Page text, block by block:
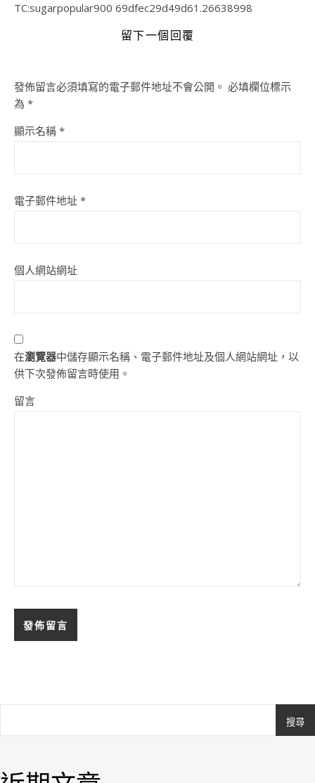
TC:sugarpopular900 69dfec29d49d61.26638998
留下一個回覆
發佈留言必須填寫的電子郵件地址不會公開。 必填欄位標示
為 *
顯示名稱 *
電子郵件地址 *
個人網站網址
在瀏覽器中儲存顯示名稱、電子郵件地址及個人網站網址，以
供下次發佈留言時使用。
留言
搜尋